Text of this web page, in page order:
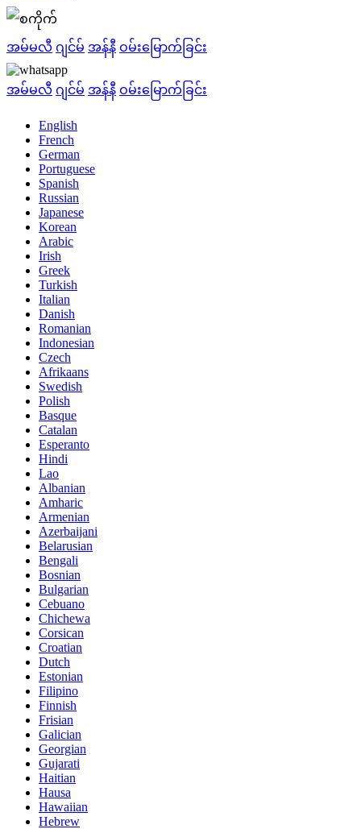
အမ်မလီ ဂျင်မ် အန်နီ ဝမ်းမြောက်ခြင်း
အမ်မလီ ဂျင်မ် အန်နီ ဝမ်းမြောက်ခြင်း
English
French
German
Portuguese
Spanish
Russian
Japanese
Korean
Arabic
Irish
Greek
Turkish
Italian
Danish
Romanian
Indonesian
Czech
Afrikaans
Swedish
Polish
Basque
Catalan
Esperanto
Hindi
Lao
Albanian
Amharic
Armenian
Azerbaijani
Belarusian
Bengali
Bosnian
Bulgarian
Cebuano
Chichewa
Corsican
Croatian
Dutch
Estonian
Filipino
Finnish
Frisian
Galician
Georgian
Gujarati
Haitian
Hausa
Hawaiian
Hebrew